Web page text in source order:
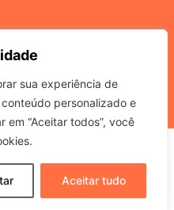
sua experiência de
personalizado e
em “Aceitar todos”, você
Aceitar tudo
LTDA – ME – CNPJ
439 – Tel. (11) 4040-